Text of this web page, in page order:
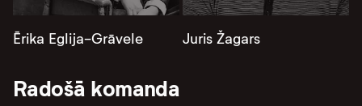
Ērika Eglija-Grāvele Juris Žagars
Radošā komanda